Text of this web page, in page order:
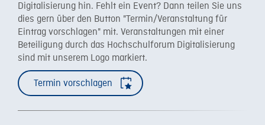
Digitalisierung hin. Fehlt ein Event? Dann teilen Sie uns
dies gern über den Button "Termin/Veranstaltung für
Eintrag vorschlagen" mit. Veranstaltungen mit einer
Beteiligung durch das Hochschulforum Digitalisierung
sind mit unserem Logo markiert.
Termin vorschlagen